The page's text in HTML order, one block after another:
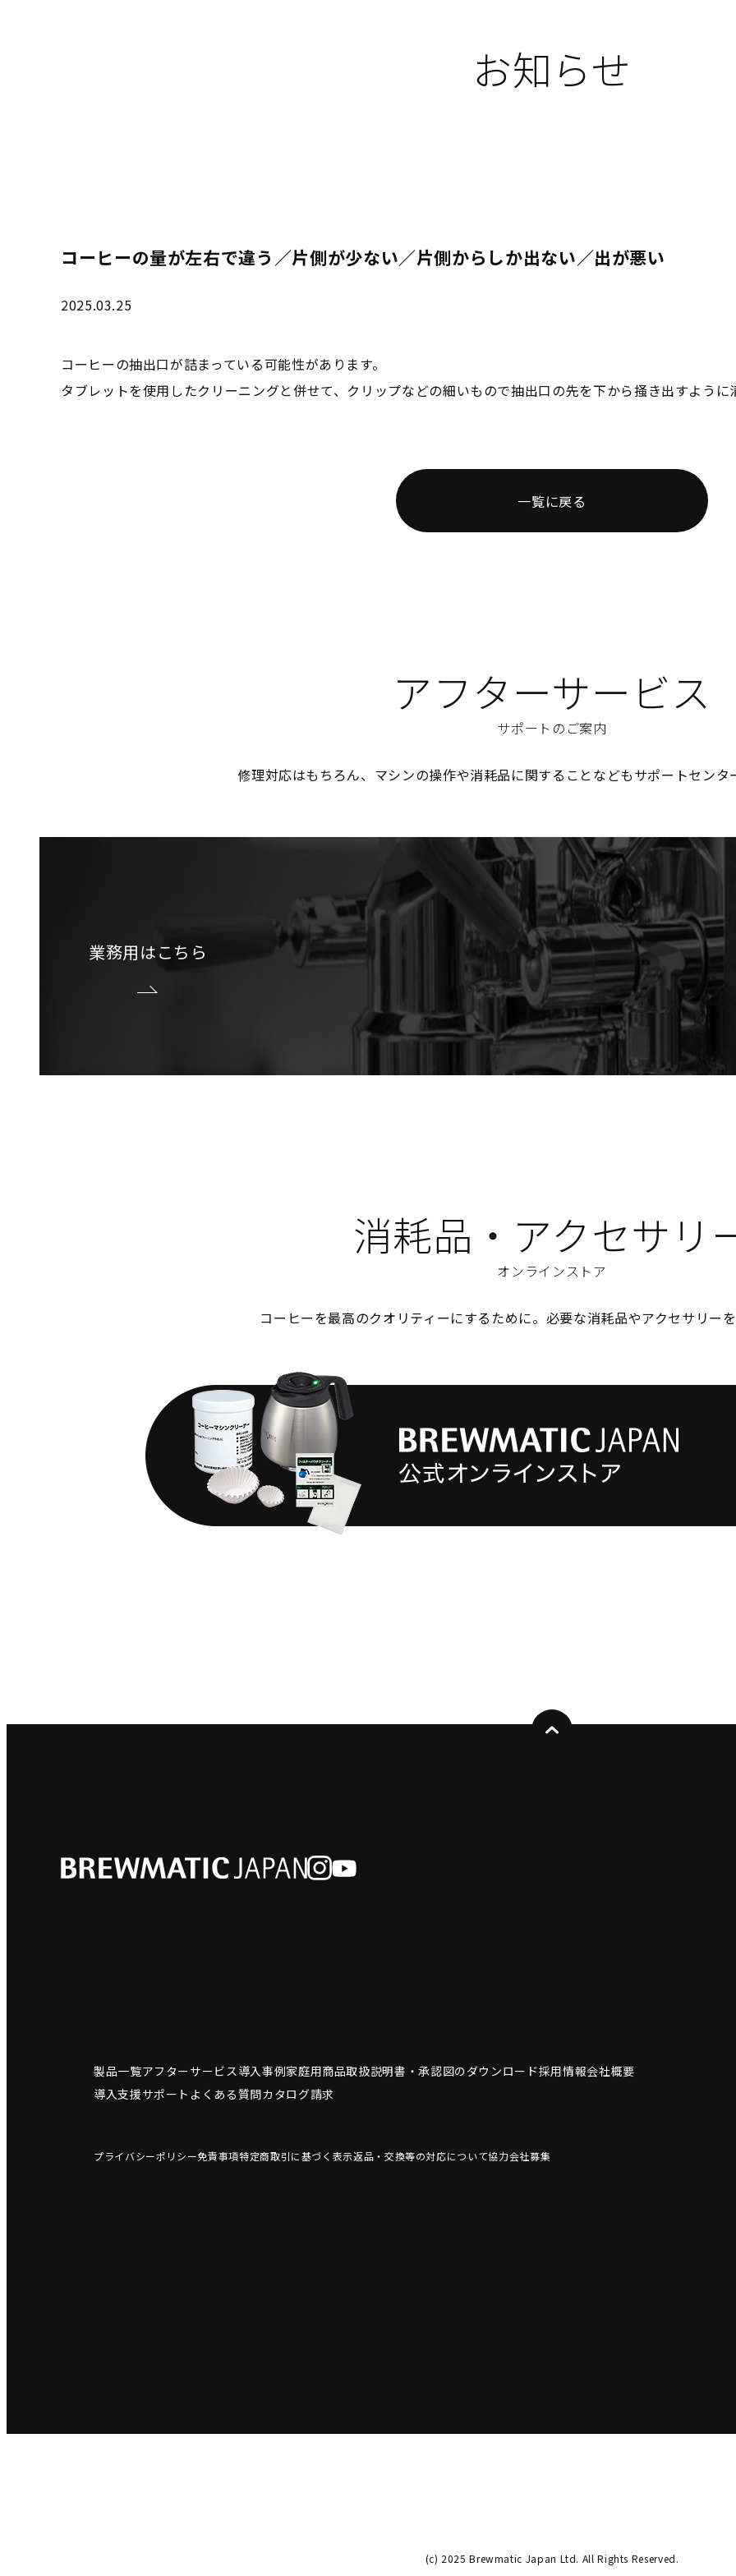
お知らせ
コーヒーの量が左右で違う／片側が少ない／片側からしか出ない／出が悪い
2025.03.25
コーヒーの抽出口が詰まっている可能性があります。
タブレットを使用したクリーニングと併せて、クリップなどの細いもので抽出口の先を下から掻き出すように
一覧に戻る
アフターサービス
サポートのご案内
修理対応はもちろん、マシンの操作や消耗品に関することなどもサポートセンタ
業務用はこちら
消耗品・アクセサリ
オンラインストア
コーヒーを最高のクオリティーにするために。必要な消耗品やアクセサリーを
製品一覧アフターサービス導入事例家庭用商品取扱説明書・承認図のダウンロード採用情報会社概要
導入支援サポート よくある質問カタログ請求
プライバシーポリシー免責事項特定商取引に基づく表示返品・交換等の対応について協力会社募集
(c) 2025 Brewmatic Japan Ltd. All Rights Reserved.